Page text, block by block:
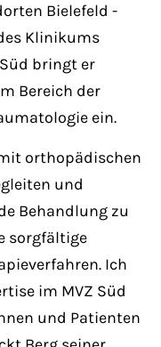
Bielefeld -
Klinikums
bringt er
Bereich der
ein.
orthopädischen
und
Behandlung zu
sorgfältige
Ich
im MVZ Süd
und Patienten